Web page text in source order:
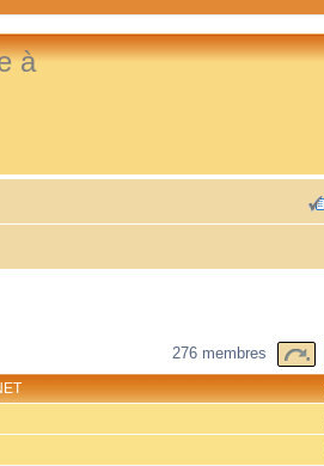
à
276 membres